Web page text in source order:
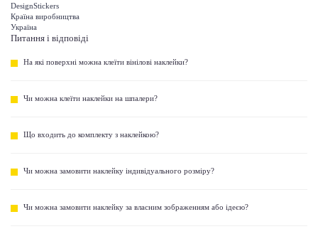
DesignStickers
Країна виробництва
Україна
Питання і відповіді
На які поверхні можна клеїти вінілові наклейки?
Чи можна клеїти наклейки на шпалери?
Що входить до комплекту з наклейкою?
Чи можна замовити наклейку індивідуального розміру?
Чи можна замовити наклейку за власним зображенням або ідеєю?